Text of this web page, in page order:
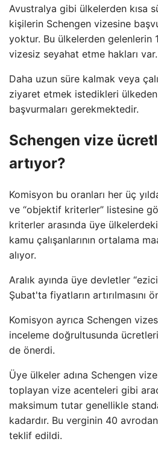
Avustralya gibi ülkelerden kısa
kişilerin Schengen vizesine
yoktur. Bu ülkelerden gelenlerin
vizesiz seyahat etme hakları var.
Daha uzun süre kalmak veya
ziyaret etmek istedikleri
başvurmaları gerekmektedir.
Schengen vize
artıyor?
Komisyon bu oranları her üç
ve “objektif kriterler” listesine
kriterler arasında üye
kamu çalışanlarının ortalama
alıyor.
Aralık ayında üye devletler
Şubat'ta fiyatların artırılmasını
Komisyon ayrıca Schengen
inceleme doğrultusunda
de önerdi.
Üye ülkeler adına Schengen
toplayan vize acenteleri gibi
maksimum tutar genellikle
kadardır. Bu verginin 40
teklif edildi.